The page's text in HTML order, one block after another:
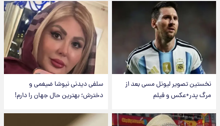
نخستین تصویر لیونل مسی بعد از
مرگ پدر+عکس و فیلم
سلفی دیدنی نیوشا ضیغمی و
دخترش؛ بهترین حال جهان را دارم!